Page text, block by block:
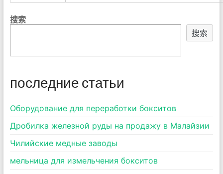
搜索
搜索
последние статьи
Оборудование для переработки бокситов
Дробилка железной руды на продажу в Малайзии
Чилийские медные заводы
мельница для измельчения бокситов